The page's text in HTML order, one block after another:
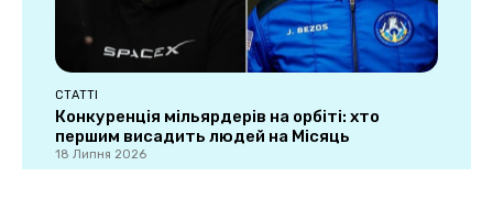
СТАТТІ
Конкуренція мільярдерів на орбіті: хто
першим висадить людей на Місяць
18 Липня 2026